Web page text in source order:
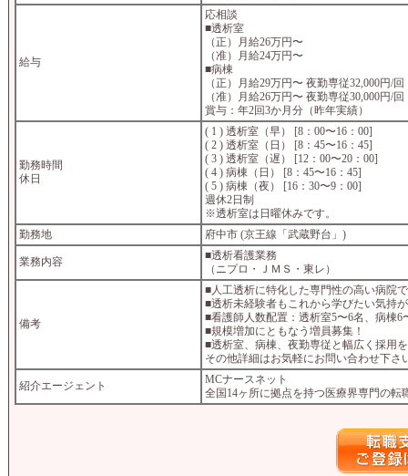
給与
応相談
■透析室
（正）月給26万円〜
（准）月給24万円〜
■病棟
（正）月給29万円〜 夜勤専従32,000円/回
（准）月給26万円〜 夜勤専従30,000円/回
賞与：年2回3か月分（昨年実績）
勤務時間
休日
( 1 ) 透析室（早） [8：00〜16：00]
( 2 ) 透析室（日） [8：45〜16：45]
( 3 ) 透析室（遅） [12：00〜20：00]
( 4 ) 病棟（日） [8：45〜16：45]
( 5 ) 病棟（夜） [16：30〜9：00]
週休2日制
※透析室は日曜休みです。
勤務地
府中市 (京王線「武蔵野台」)
業務内容
■透析看護業務
（ニプロ・ＪＭＳ・東レ）
備考
■人工透析に特化した専門性の高い病院
■透析未経験者もこれから学びたい気持
■看護師人数配置：透析室5〜6名、病棟6
■規模増加にともなう増員募集！
■透析室、病棟、夜勤専従と幅広く採用
その他詳細はお気軽にお問い合わせ下さ
紹介エージェント
MCナースネット
全国14ヶ所に拠点を持つ医療界専門の転